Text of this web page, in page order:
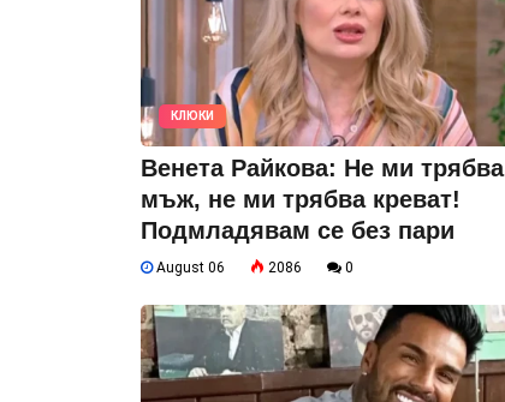
КЛЮКИ
Венета Райкова: Не ми трябва
мъж, не ми трябва креват!
Подмладявам се без пари
August 06 2086 0